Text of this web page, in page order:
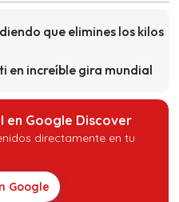
que elimines los kilos
en increíble gira mundial
en Google Discover
directamente en tu
Google